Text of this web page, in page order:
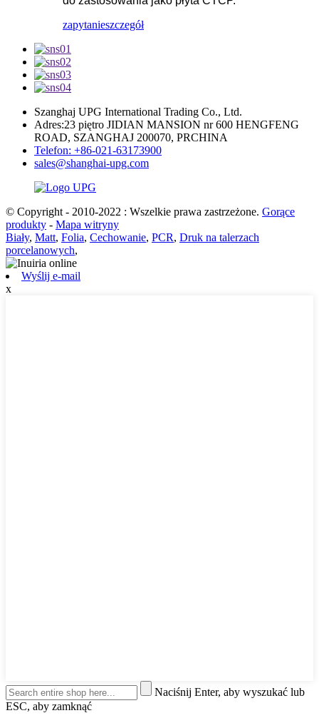
zapytanieszczegół
Szanghaj UPG International Trading Co., Ltd.
Adres:23 piętro JIDIAN MANSION nr 600 HENGFENG
ROAD, SZANGHAJ 200070, PRCHINA
Telefon: +86-021-63173900
sales@shanghai-upg.com
© Copyright - 2010-2022 : Wszelkie prawa zastrzeżone. Gorące
produkty - Mapa witryny
Biały, Matt, Folia, Cechowanie, PCR, Druk na talerzach
porcelanowych,
Wyślij e-mail
x
Naciśnij Enter, aby wyszukać lub
ESC, aby zamknąć